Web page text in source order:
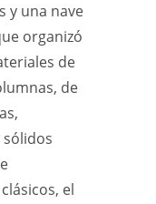
y una nave
organizó
de
de
el